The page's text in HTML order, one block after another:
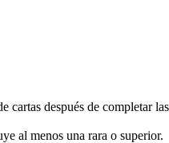
cartas después de completar las
al menos una rara o superior.